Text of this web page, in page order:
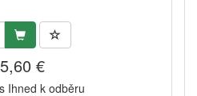
€
Ihned k odběru